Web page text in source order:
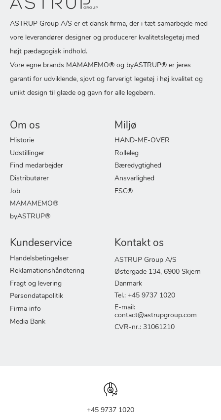
ASTRUP Group A/S er et dansk firma, der i tæt samarbejde med
vore leverandører designer og producerer kvalitetslegetøj med
højt pædagogisk indhold.
Vore egne brands MAMAMEMO® og byASTRUP® er jeres
garanti for udviklende, sjovt og farverigt legetøj i høj kvalitet og
unikt design til glæde og gavn for alle legebørn.
Om os
Historie
Udstillinger
Find medarbejder
Distributører
Job
MAMAMEMO®
byASTRUP®
Miljø
HAND-ME-OVER
Rolleleg
Bæredygtighed
Ansvarlighed
FSC®
Kundeservice
Handelsbetingelser
Reklamationshåndtering
Fragt og levering
Persondatapolitik
Firma info
Media Bank
Kontakt os
ASTRUP Group A/S
Østergade 134, 6900 Skjern
Danmark
Tel.: +45 9737 1020
E-mail:
contact@astrupgroup.com
CVR-nr.: 31061210
+45 9737 1020